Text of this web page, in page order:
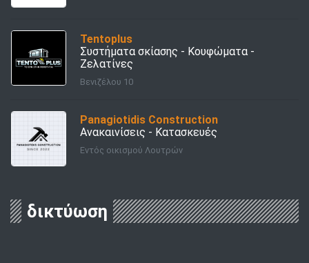
Tentoplus
Συστήματα σκίασης - Κουφώματα -
Ζελατίνες
Βενιζέλου 10
Panagiotidis Construction
Ανακαινίσεις - Κατασκευές
Εντός οικισμού Λουτρών
δικτύωση